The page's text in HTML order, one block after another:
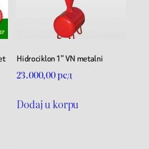
Hidrociklon 1” VN metalni
23.000,00рсд
Dodaj u korpu